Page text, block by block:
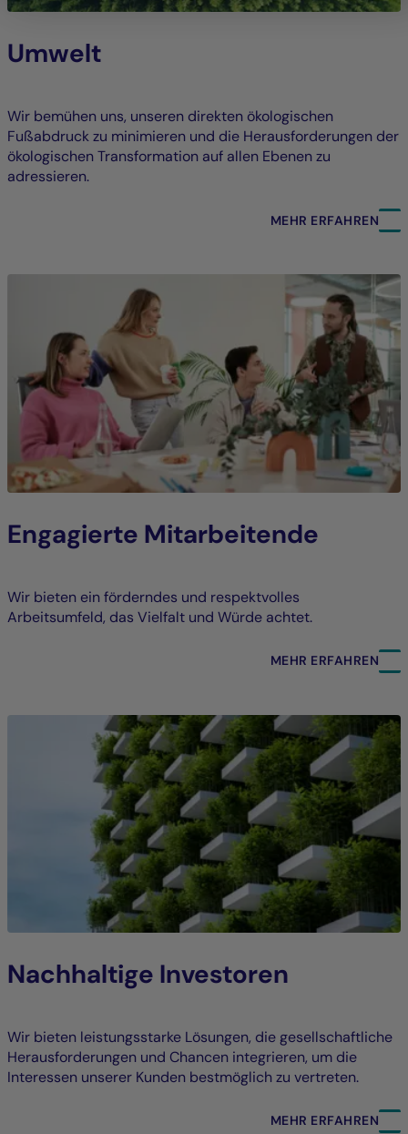
Umwelt
Wir bemühen uns, unseren direkten ökologischen
Fußabdruck zu minimieren und die Herausforderungen der
ökologischen Transformation auf allen Ebenen zu
adressieren.
MEHR ERFAHREN
Engagierte Mitarbeitende
Wir bieten ein förderndes und respektvolles
Arbeitsumfeld, das Vielfalt und Würde achtet.
MEHR ERFAHREN
Nachhaltige Investoren
Wir bieten leistungsstarke Lösungen, die gesellschaftliche
Herausforderungen und Chancen integrieren, um die
Interessen unserer Kunden bestmöglich zu vertreten.
MEHR ERFAHREN